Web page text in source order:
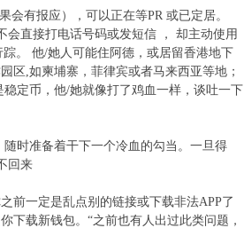
有报应），可以正在等PR 或已定居。
直接打电话号码或发短信 ， 却主动使用
。 他/她人可能住阿德，或居留香港地下
区,如柬埔寨，菲律宾或者马来西亚等地；
定币，他/她就像打了鸡血一样，谈吐一下
时准备着干下一个冷血的勾当。一旦得
回来
前一定是乱点别的链接或下载非法APP了
下载新钱包。“之前也有人出过此类问题，